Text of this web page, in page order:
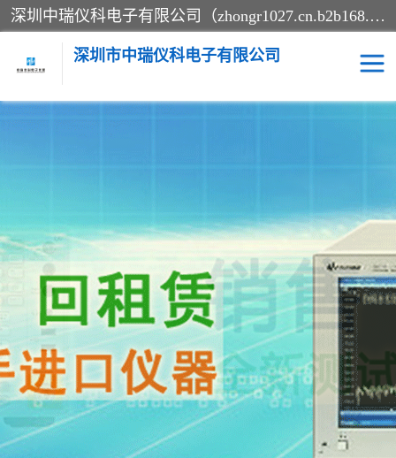
深圳中瑞仪科电子有限公司（zhongr1027.cn.b2b168.com）主要从事回收二手仪器，工厂仪器，回收示波器，KeysightE4980A，FLUKE754，MT8852B，IFR3920，Agilent N4010A，MT8852B等业务，全国统一热线：13570873835。深圳中瑞仪科电子有限公司整批或单出，专业评估高价回收工厂闲置仪器。
深圳市中瑞仪科电子有限公司
电阻-功率计 频谱分析仪
万用表 综合测试仪
蓝牙测试仪 网络分析仪
过程校验仪 电桥测试仪
泰克示波器 电池测试仪